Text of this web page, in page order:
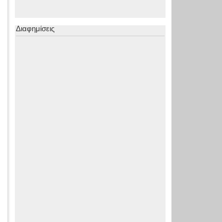
Διαφημίσεις